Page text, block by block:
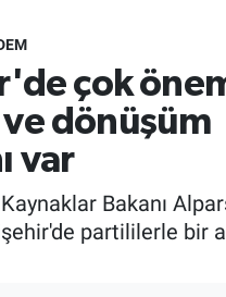
çok
dönüşüm
var
Bakanı
partililerle bir
Arşivi
Durumu ve Fikstür